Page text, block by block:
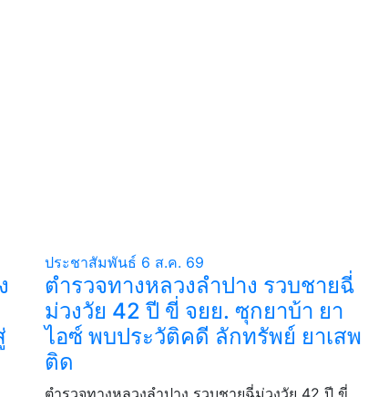
ประชาสัมพันธ์ 6 ส.ค. 69
ตำรวจทางหลวงลำปาง รวบชายฉี่
ม่วงวัย 42 ปี ขี่ จยย. ซุกยาบ้า ยา
ไอซ์ พบประวัติคดี ลักทรัพย์ ยาเสพ
ติด
ตำรวจทางหลวงลำปาง รวบชายฉี่ม่วงวัย 42 ปี ขี่